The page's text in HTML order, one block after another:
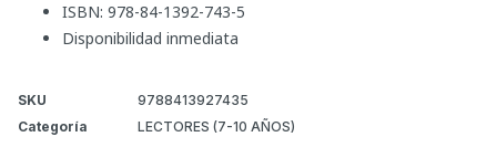
ISBN: 978-84-1392-743-5
Disponibilidad inmediata
SKU
9788413927435
Categoría
LECTORES (7-10 AÑOS)